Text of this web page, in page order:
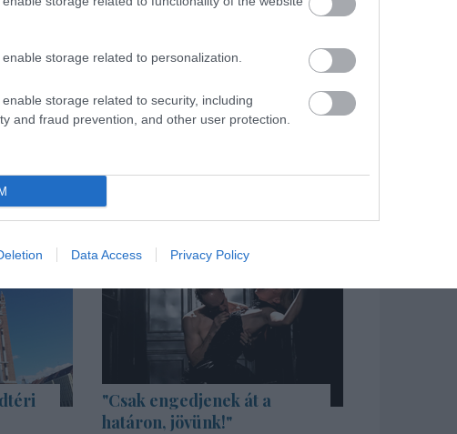
storage related to personalization.
storage related to security, including
and fraud prevention, and other user protection.
Data Access Privacy Policy
"Csak engedjenek át a
határon, jövünk!"